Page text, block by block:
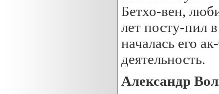
Бетхо-вен,
лет посту-пил
началась его
деятельность.
Александр